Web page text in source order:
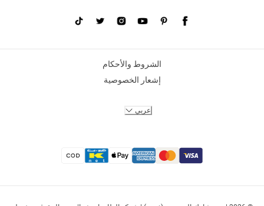
الشروط والأحكام
إشعار الخصوصية
عربي